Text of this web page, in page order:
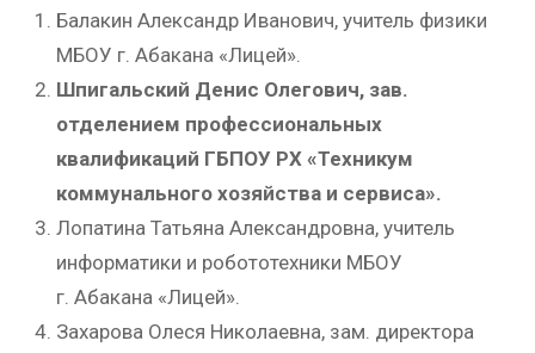
Балакин Александр Иванович, учитель физики
МБОУ г. Абакана «Лицей».
Шпигальский Денис Олегович, зав.
отделением профессиональных
квалификаций ГБПОУ РХ «Техникум
коммунального хозяйства и сервиса».
Лопатина Татьяна Александровна, учитель
информатики и робототехники МБОУ
г. Абакана «Лицей».
Захарова Олеся Николаевна, зам. директора